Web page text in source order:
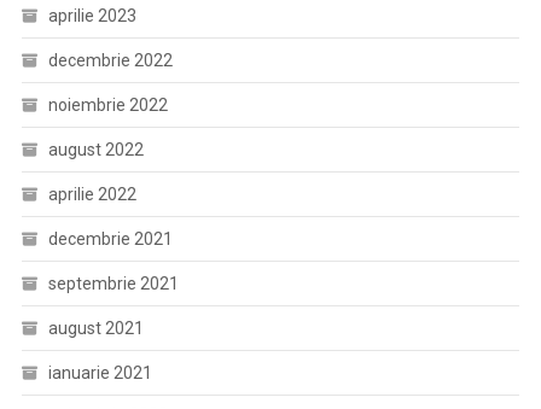
aprilie 2023
decembrie 2022
noiembrie 2022
august 2022
aprilie 2022
decembrie 2021
septembrie 2021
august 2021
ianuarie 2021